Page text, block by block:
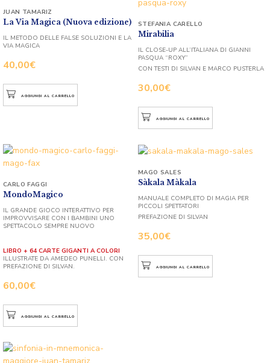
La Via Magica (Nuova edizione)
40,00€
JUAN TAMARIZ
IL METODO DELLE FALSE SOLUZIONI E LA
VIA MAGICA
AGGIUNGI AL CARRELLO
Mirabilia
30,00€
STEFANIA CARELLO
IL CLOSE-UP ALL’ITALIANA DI GIANNI
PASQUA “ROXY”
CON TESTI DI SILVAN E MARCO PUSTERLA
AGGIUNGI AL CARRELLO
MondoMagico
60,00€
CARLO FAGGI
IL GRANDE GIOCO INTERATTIVO PER
IMPROVVISARE CON I BAMBINI UNO
SPETTACOLO SEMPRE NUOVO
LIBRO + 64 CARTE GIGANTI A COLORI
ILLUSTRATE DA AMEDEO PUNELLI. CON
PREFAZIONE DI SILVAN.
AGGIUNGI AL CARRELLO
Sàkala Màkala
35,00€
MAGO SALES
MANUALE COMPLETO DI MAGIA PER
PICCOLI SPETTATORI
PREFAZIONE DI SILVAN
AGGIUNGI AL CARRELLO